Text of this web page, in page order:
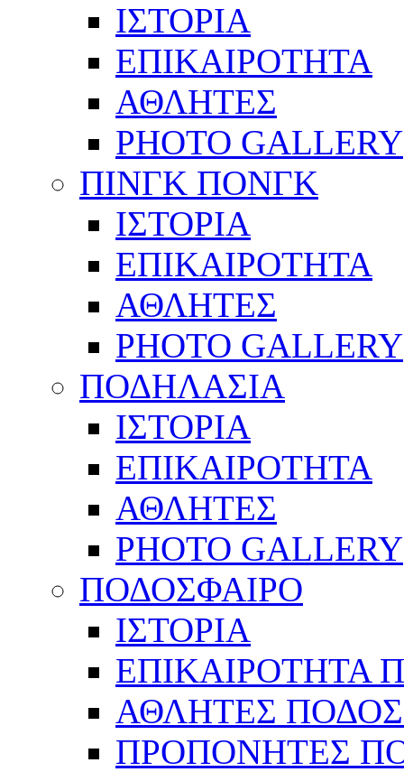
ΙΣΤΟΡΙΑ
ΕΠΙΚΑΙΡΟΤΗΤΑ
ΑΘΛΗΤΕΣ
PHOTO GALLERY
ΠΙΝΓΚ ΠΟΝΓΚ
ΙΣΤΟΡΙΑ
ΕΠΙΚΑΙΡΟΤΗΤΑ
ΑΘΛΗΤΕΣ
PHOTO GALLERY
ΠΟΔΗΛΑΣΙΑ
ΙΣΤΟΡΙΑ
ΕΠΙΚΑΙΡΟΤΗΤΑ
ΑΘΛΗΤΕΣ
PHOTO GALLERY
ΠΟΔΟΣΦΑΙΡΟ
ΙΣΤΟΡΙΑ
ΕΠΙΚΑΙΡΟΤΗΤΑ
ΑΘΛΗΤΕΣ
ΠΡΟΠΟΝΗΤΕΣ